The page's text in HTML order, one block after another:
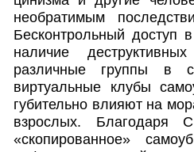
необратимым
Бесконтрольный доступ
наличие
различные группы в
виртуальные клубы
губительно влияют на
взрослых.
«скопированное»